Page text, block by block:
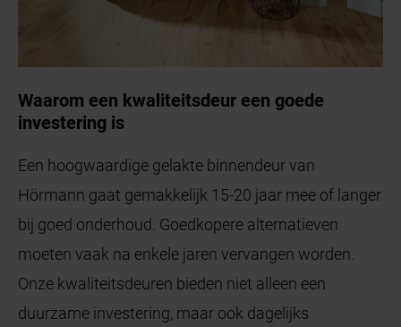
Waarom een kwaliteitsdeur een goede
investering is
Een hoogwaardige gelakte binnendeur van
Hörmann gaat gemakkelijk 15-20 jaar mee of langer
bij goed onderhoud. Goedkopere alternatieven
moeten vaak na enkele jaren vervangen worden.
Onze kwaliteitsdeuren bieden niet alleen een
duurzame investering, maar ook dagelijks